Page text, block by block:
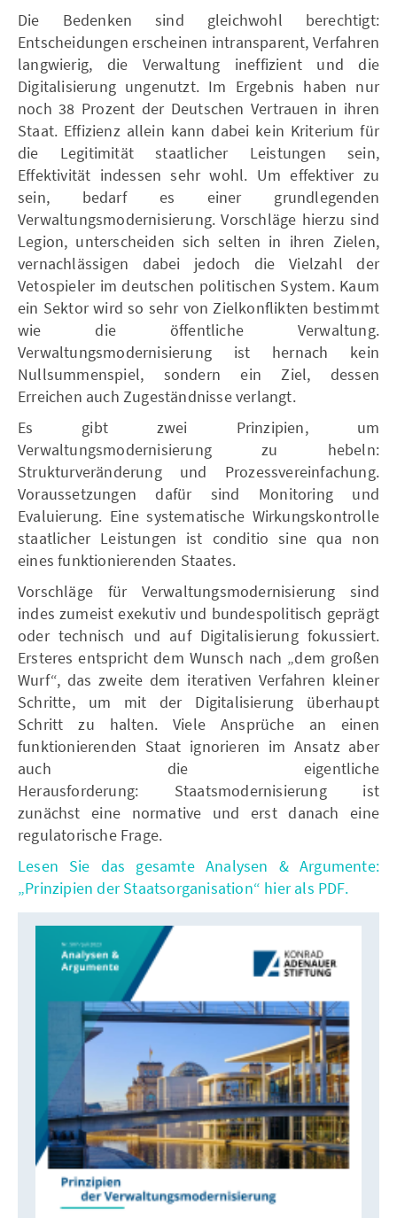
Die Bedenken sind gleichwohl berechtigt:
Entscheidungen erscheinen intransparent, Verfahren
langwierig, die Verwaltung ineffizient und die
Digitalisierung ungenutzt. Im Ergebnis haben nur
noch 38 Prozent der Deutschen Vertrauen in ihren
Staat. Effizienz allein kann dabei kein Kriterium für
die Legitimität staatlicher Leistungen sein,
Effektivität indessen sehr wohl. Um effektiver zu
sein, bedarf es einer grundlegenden
Verwaltungsmodernisierung. Vorschläge hierzu sind
Legion, unterscheiden sich selten in ihren Zielen,
vernachlässigen dabei jedoch die Vielzahl der
Vetospieler im deutschen politischen System. Kaum
ein Sektor wird so sehr von Zielkonflikten bestimmt
wie die öffentliche Verwaltung.
Verwaltungsmodernisierung ist hernach kein
Nullsummenspiel, sondern ein Ziel, dessen
Erreichen auch Zugeständnisse verlangt.
Es gibt zwei Prinzipien, um
Verwaltungsmodernisierung zu hebeln:
Strukturveränderung und Prozessvereinfachung.
Voraussetzungen dafür sind Monitoring und
Evaluierung. Eine systematische Wirkungskontrolle
staatlicher Leistungen ist conditio sine qua non
eines funktionierenden Staates.
Vorschläge für Verwaltungsmodernisierung sind
indes zumeist exekutiv und bundespolitisch geprägt
oder technisch und auf Digitalisierung fokussiert.
Ersteres entspricht dem Wunsch nach „dem großen
Wurf“, das zweite dem iterativen Verfahren kleiner
Schritte, um mit der Digitalisierung überhaupt
Schritt zu halten. Viele Ansprüche an einen
funktionierenden Staat ignorieren im Ansatz aber
auch die eigentliche
Herausforderung: Staatsmodernisierung ist
zunächst eine normative und erst danach eine
regulatorische Frage.
Lesen Sie das gesamte Analysen & Argumente:
„Prinzipien der Staatsorganisation“ hier als PDF.